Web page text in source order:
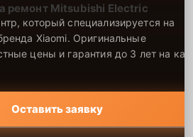
ремонт Mitsubishi Electric
который специализируется на
Xiaomi. Оригинальные
цены и гарантия до 3 лет на
Оставить заявку